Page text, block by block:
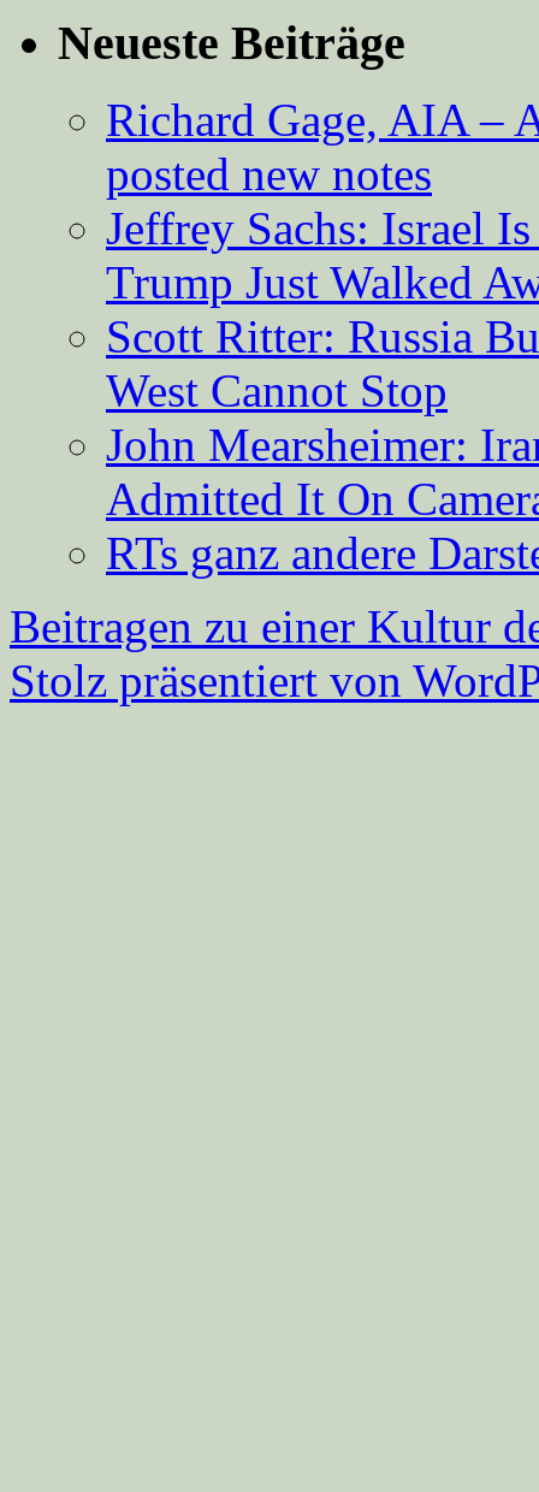
Neueste Beiträge
Richard Gage, AIA –
posted new notes
Jeffrey Sachs: Israel
Trump Just Walked
Scott Ritter: Russia
West Cannot Stop
John Mearsheimer:
Admitted It On
RTs ganz andere
Beitragen zu einer Kultur
Stolz präsentiert von